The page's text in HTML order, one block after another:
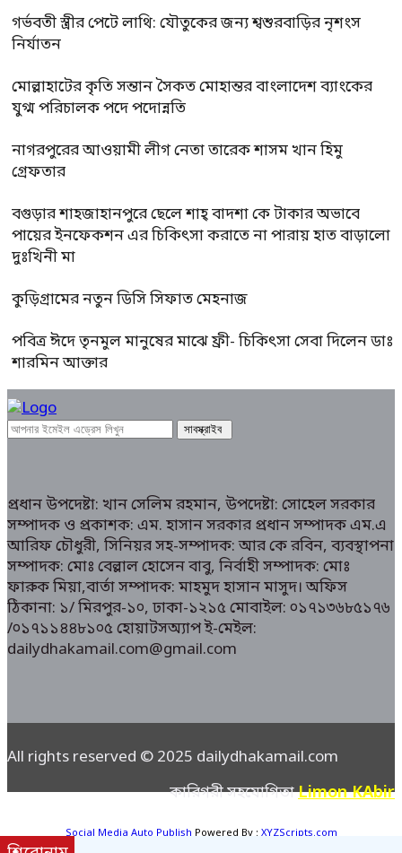
গর্ভবতী স্ত্রীর পেটে লাথি: যৌতুকের জন্য শ্বশুরবাড়ির নৃশংস
নির্যাতন
মোল্লাহাটের কৃতি সন্তান সৈকত মোহান্তর বাংলাদেশ ব্যাংকের
যুগ্ম পরিচালক পদে পদোন্নতি
নাগরপুরের আওয়ামী লীগ নেতা তারেক শাসম খান হিমু
গ্রেফতার
বগুড়ার শাহজাহানপুরে ছেলে শাহ্ বাদশা কে টাকার অভাবে
পায়ের ইনফেকশন এর চিকিৎসা করাতে না পারায় হাত বাড়ালো
দুঃখিনী মা
কুড়িগ্রামের নতুন ডিসি সিফাত মেহনাজ
পবিত্র ঈদে তৃনমুল মানুষের মাঝে ফ্রী- চিকিৎসা সেবা দিলেন ডাঃ
শারমিন আক্তার
প্রধান উপদেষ্টা: খান সেলিম রহমান, উপদেষ্টা: সোহেল সরকার
সম্পাদক ও প্রকাশক: এম. হাসান সরকার প্রধান সম্পাদক এম.এ
আরিফ চৌধুরী, সিনিয়র সহ-সম্পাদক: আর কে রবিন, ব্যবস্থাপনা
সম্পাদক: মোঃ বেল্লাল হোসেন বাবু, নির্বাহী সম্পাদক: মোঃ
ফারুক মিয়া,বার্তা সম্পাদক: মাহমুদ হাসান মাসুদ। অফিস
ঠিকানা: ১/ মিরপুর-১০, ঢাকা-১২১৫ মোবাইল: ০১৭১৩৬৮৫১৭৬
/০১৭১১৪৪৮১০৫ হোয়াটসঅ্যাপ ই-মেইল:
dailydhakamail.com@gmail.com
All rights reserved © 2025 dailydhakamail.com
কারিগরী সহযোগিতাLimon KAbir
Social Media Auto Publish Powered By : XYZScripts.com